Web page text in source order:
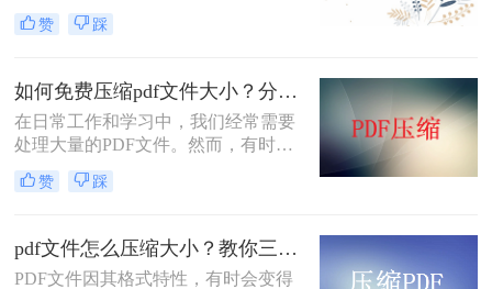
大，不便于传输和存储。那么怎么压
缩pdf文件大小免费呢？本文将介绍两
赞 踩
如何免费压缩pdf文件大小？分享二个实用压缩方法！
在日常工作和学习中，我们经常需要
处理大量的PDF文件。然而，有时候
PDF文件过大，不仅占用存储空间，
还会影响上传和分享的速度。为了解
文将介绍两种免费压缩PDF文件大小
的方法。
赞 踩
pdf文件怎么压缩大小？教你三种实用压缩方法！
PDF文件因其格式特性，有时会变得